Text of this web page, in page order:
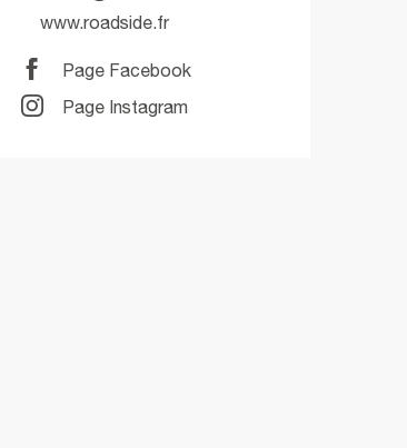
www.roadside.fr
Page Facebook
Page Instagram